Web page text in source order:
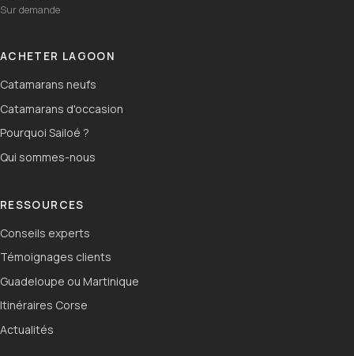
Sur demande
ACHETER LAGOON
Catamarans neufs
Catamarans d'occasion
Pourquoi Sailoé ?
Qui sommes-nous
RESSOURCES
Conseils experts
Témoignages clients
Guadeloupe ou Martinique
Itinéraires Corse
Actualités